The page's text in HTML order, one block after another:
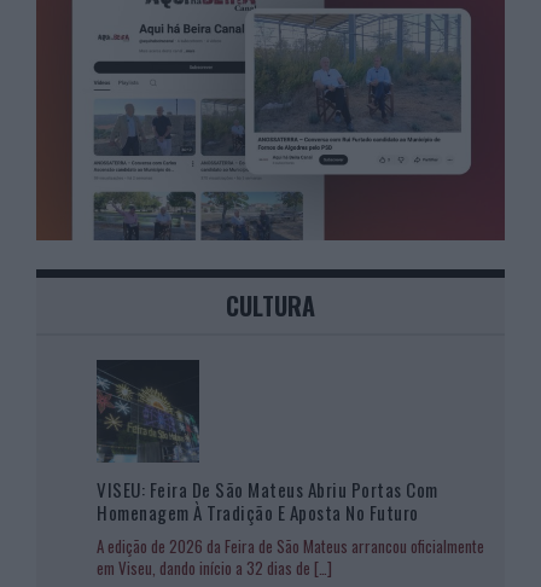
CULTURA
VISEU: Feira De São Mateus Abriu Portas Com
Homenagem À Tradição E Aposta No Futuro
A edição de 2026 da Feira de São Mateus arrancou oficialmente
em Viseu, dando início a 32 dias de […]